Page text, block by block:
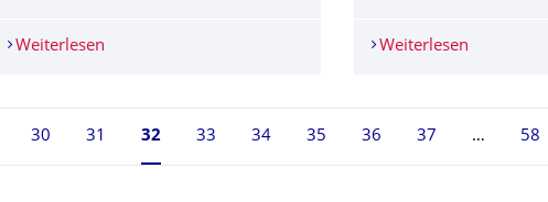
Weiterlesen Weiterlesen
30 31 Seite 32, aktuell ausgewählt
32 33 34 35 36 37 58